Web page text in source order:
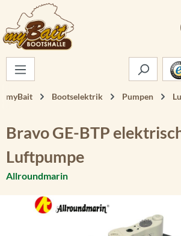
Zum Hauptinhalt springen
myBait Bootselektrik Pumpen
Bravo GE-BTP
Luftpumpe
Allroundmarin
Bildergalerie überspringen